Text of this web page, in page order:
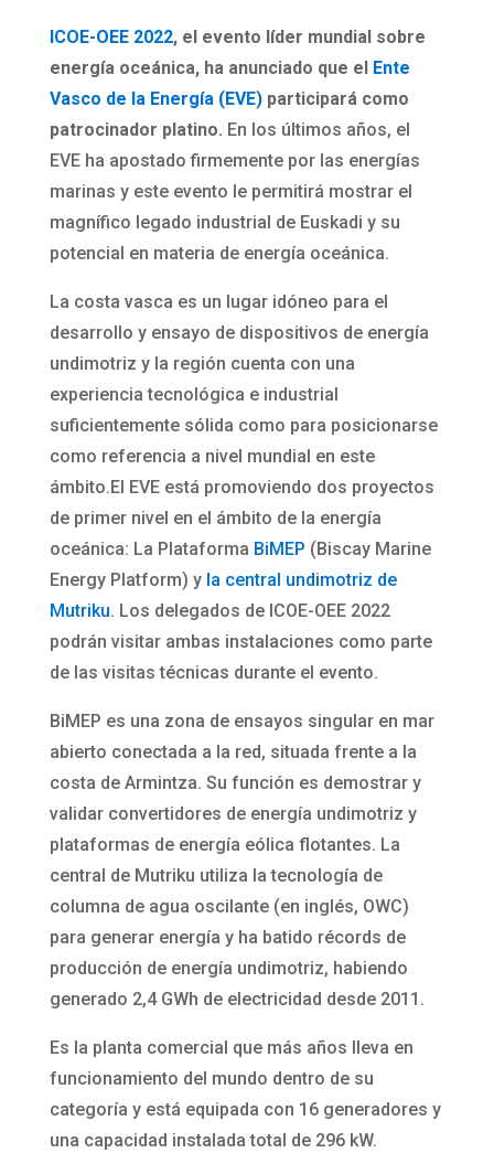
ICOE-OEE 2022, el evento líder mundial sobre
energía oceánica, ha anunciado que el
Ente
Vasco de la Energía (EVE)participará como
patrocinador platino. En los últimos años, el
EVE ha apostado firmemente por las energías
marinas y este evento le permitirá mostrar el
magnífico legado industrial de Euskadi y su
potencial en materia de energía oceánica.
La costa vasca es un lugar idóneo para el
desarrollo y ensayo de dispositivos de energía
undimotriz y la región cuenta con una
experiencia tecnológica e industrial
suficientemente sólida como para posicionarse
como referencia a nivel mundial en este
ámbito.El EVE está promoviendo dos proyectos
de primer nivel en el ámbito de la energía
oceánica: La Plataforma BiMEP (Biscay Marine
Energy Platform) y la central undimotriz de
Mutriku. Los delegados de ICOE-OEE 2022
podrán visitar ambas instalaciones como parte
de las visitas técnicas durante el evento.
BiMEP es una zona de ensayos singular en mar
abierto conectada a la red, situada frente a la
costa de Armintza. Su función es demostrar y
validar convertidores de energía undimotriz y
plataformas de energía eólica flotantes. La
central de Mutriku utiliza la tecnología de
columna de agua oscilante (en inglés, OWC)
para generar energía y ha batido récords de
producción de energía undimotriz, habiendo
generado 2,4 GWh de electricidad desde 2011.
Es la planta comercial que más años lleva en
funcionamiento del mundo dentro de su
categoría y está equipada con 16 generadores y
una capacidad instalada total de 296 kW.